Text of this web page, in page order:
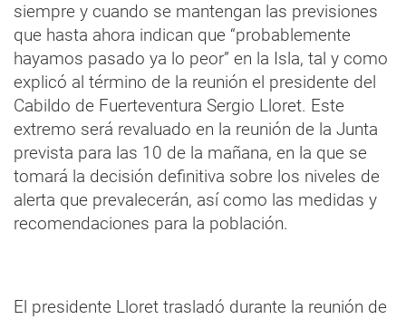
siempre y cuando se mantengan las previsiones
que hasta ahora indican que “probablemente
hayamos pasado ya lo peor” en la Isla, tal y como
explicó al término de la reunión el presidente del
Cabildo de Fuerteventura Sergio Lloret. Este
extremo será revaluado en la reunión de la Junta
prevista para las 10 de la mañana, en la que se
tomará la decisión definitiva sobre los niveles de
alerta que prevalecerán, así como las medidas y
recomendaciones para la población.
El presidente Lloret trasladó durante la reunión de